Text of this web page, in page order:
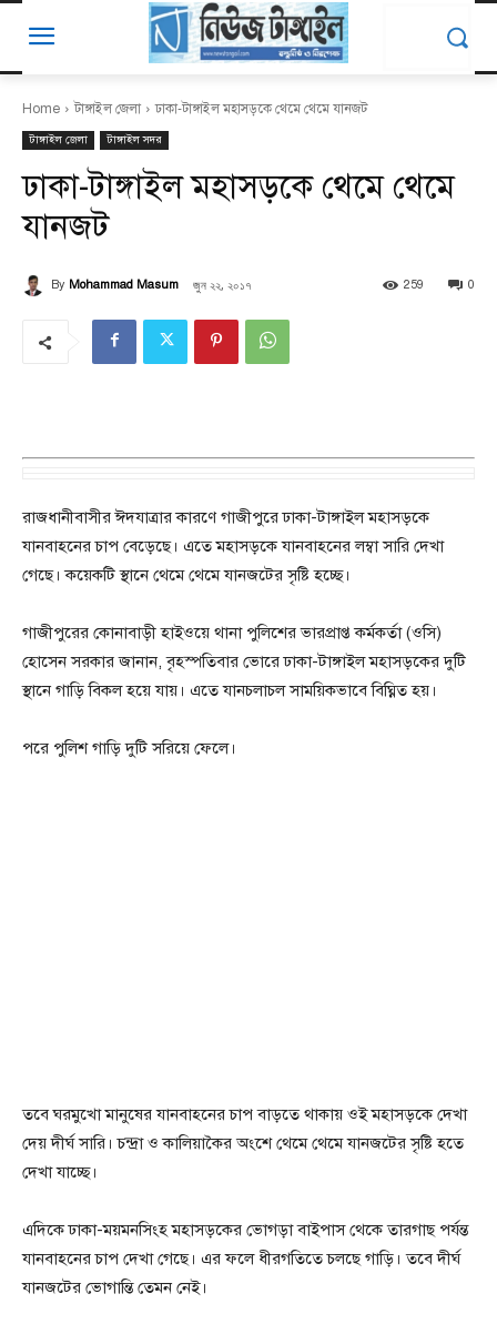
Home টাঙ্গাইল জেলা ঢাকা-টাঙ্গাইল মহাসড়কে থেমে থেমে যানজট
টাঙ্গাইল জেলা টাঙ্গাইল সদর
ঢাকা-টাঙ্গাইল মহাসড়কে থেমে থেমে
যানজট
By Mohammad Masum জুন ২২, ২০১৭ 0
259
রাজধানীবাসীর ঈদযাত্রার কারণে গাজীপুরে ঢাকা-টাঙ্গাইল মহাসড়কে
যানবাহনের চাপ বেড়েছে। এতে মহাসড়কে যানবাহনের লম্বা সারি দেখা
গেছে। কয়েকটি স্থানে থেমে থেমে যানজটের সৃষ্টি হচ্ছে।
গাজীপুরের কোনাবাড়ী হাইওয়ে থানা পুলিশের ভারপ্রাপ্ত কর্মকর্তা (ওসি)
হোসেন সরকার জানান, বৃহস্পতিবার ভোরে ঢাকা-টাঙ্গাইল মহাসড়কের দুটি
স্থানে গাড়ি বিকল হয়ে যায়। এতে যানচলাচল সাময়িকভাবে বিঘ্নিত হয়।
পরে পুলিশ গাড়ি দুটি সরিয়ে ফেলে।
তবে ঘরমুখো মানুষের যানবাহনের চাপ বাড়তে থাকায় ওই মহাসড়কে দেখা
দেয় দীর্ঘ সারি। চন্দ্রা ও কালিয়াকৈর অংশে থেমে থেমে যানজটের সৃষ্টি হতে
দেখা যাচ্ছে।
এদিকে ঢাকা-ময়মনসিংহ মহাসড়কের ভোগড়া বাইপাস থেকে তারগাছ পর্যন্ত
যানবাহনের চাপ দেখা গেছে। এর ফলে ধীরগতিতে চলছে গাড়ি। তবে দীর্ঘ
যানজটের ভোগান্তি তেমন নেই।